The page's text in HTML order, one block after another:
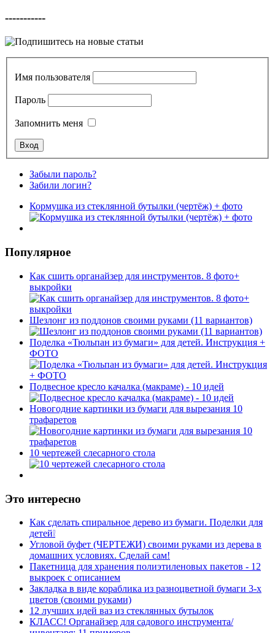
-----------
Имя пользователя
Пароль
Запомнить меня
Забыли пароль?
Забили логин?
Кормушка из стеклянной бутылки (чертёж) + фото
Популярное
Как сшить органайзер для инструментов. 8 фото+
выкройки
Шезлонг из поддонов своими руками (11 вариантов)
Поделка «Тюльпан из бумаги» для детей. Инструкция +
ФОТО
Подвесное кресло качалка (макраме) - 10 идей
Новогодние картинки из бумаги для вырезания 10
трафаретов
10 чертежей слесарного стола
Это интересно
Как сделать спиральное дерево из бумаги. Поделки для
детей❕
Угловой буфет (ЧЕРТЕЖИ) своими руками из дерева в
домашних условиях. Сделай сам!
Пакетница для хранения полиэтиленовых пакетов - 12
выкроек с описанием
Закладка в виде кораблика из разноцветной бумаги 3-х
цветов (своими руками)
12 лучших идей ваз из стеклянных бутылок
КЛАСС! Органайзер для садового инструмента/